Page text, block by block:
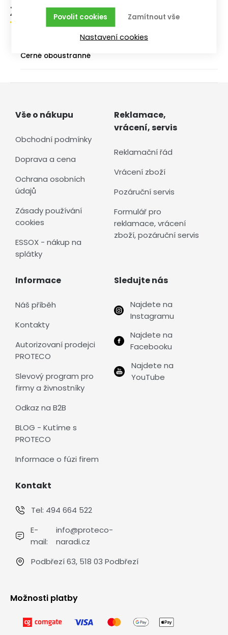
Zařazení zboží
Černé oboustranné
Vše o nákupu
Obchodní podmínky
Doprava a cena
Ochrana osobních
údajů
Zásady používání
cookies
ESSOX - nákup na
splátky
Reklamace,
vrácení, servis
Reklamační řád
Vrácení zboží
Pozáruční servis
Formulář pro
reklamace, vrácení
zboží, pozáruční servis
Informace
Náš příběh
Kontakty
Autorizovaní prodejci
PROTECO
Slevový program pro
firmy a živnostníky
Odkaz na B2B
BLOG - Kutíme s
PROTECO
Informace o fúzi firem
Sledujte nás
Najdete na
Instagramu
Najdete na
Facebooku
Najdete na
YouTube
Kontakt
Tel: 494 664 522
E-
mail:
info@proteco-
naradi.cz
Podbřezí 63, 518 03 Podbřezí
Možnosti platby
Zamítnout vše
Povolit cookies
Nastavení cookies